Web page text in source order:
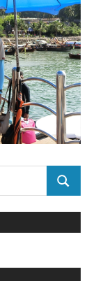
SEARCH